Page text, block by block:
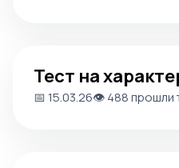
Тест на
📅 15.03.26👁️ 488 прошли